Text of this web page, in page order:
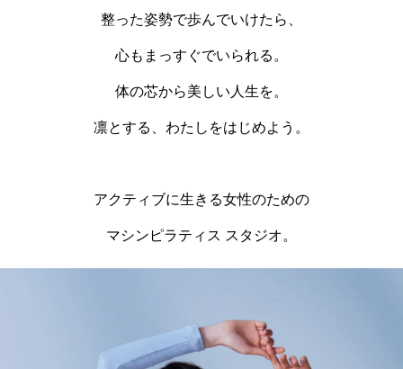
整った姿勢で歩んでいけたら、
心もまっすぐでいられる。
体の芯から美しい人生を。
凛とする、わたしをはじめよう。
アクティブに生きる女性のための
マシンピラティス スタジオ。